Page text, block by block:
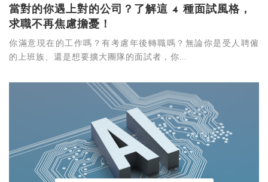
當對的你遇上對的公司？了解這 4 種面試風格，
求職不再焦慮擔憂！
​你滿意現在的工作嗎？有考慮年後轉職嗎？無論你是受人聘僱
的上班族、還是想要擴大團隊的面試者，你...